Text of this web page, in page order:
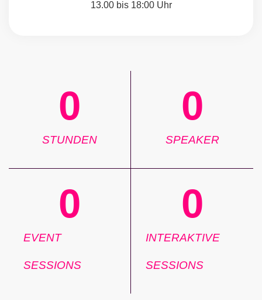
13.00 bis 18:00 Uhr
STUNDEN
0
SPEAKER
0
EVENT
SESSIONS
0
INTERAKTIVE
SESSIONS
0